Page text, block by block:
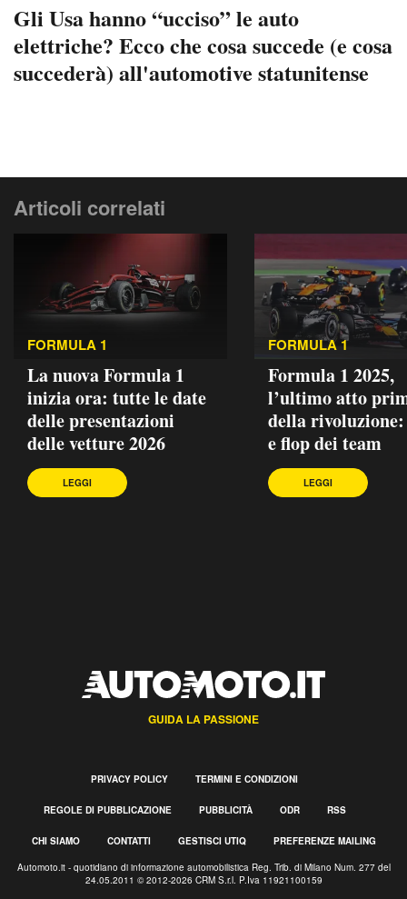
Gli Usa hanno “ucciso” le auto
elettriche? Ecco che cosa succede (e cosa
succederà) all'automotive statunitense
Articoli correlati
FORMULA 1
La nuova Formula 1
inizia ora: tutte le date
delle presentazioni
delle vetture 2026
LEGGI
FORMULA 1
Formula 1 2025,
l’ultimo atto
della
e flop dei team
LEGGI
GUIDA LA PASSIONE
PRIVACY POLICY TERMINI E CONDIZIONI
REGOLE DI PUBBLICAZIONE PUBBLICITÀ ODR RSS
CHI SIAMO CONTATTI GESTISCI UTIQ PREFERENZE MAILING
Automoto.it - quotidiano di informazione automobilistica Reg. Trib. di Milano Num. 277 del
24.05.2011 © 2012-2026 CRM S.r.l. P.Iva 11921100159